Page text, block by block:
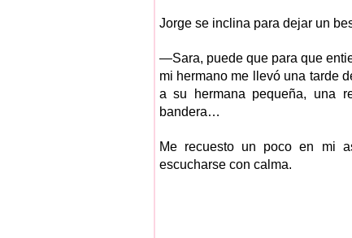
Jorge se inclina para dejar un
—Sara, puede que para que
mi hermano me llevó una tarde
a su hermana pequeña, una
bandera…
Me recuesto un poco en mi
escucharse con calma.